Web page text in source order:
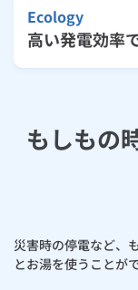
Ecology
高い発電効率
もしもの
災害時の停電など、
とお湯を使うことが